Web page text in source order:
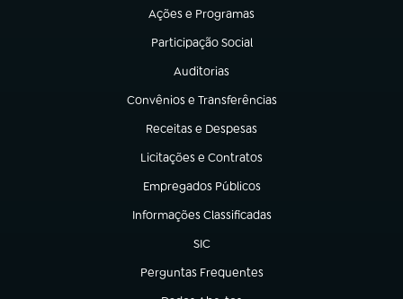
Ações e Programas
(abre em nova aba)
Participação Social
(abre em nova aba)
Auditorias
(abre em nova aba)
Convênios e Transferências
(abre em nova aba)
Receitas e Despesas
(abre em nova aba)
Licitações e Contratos
(abre em nova aba)
Empregados Públicos
(abre em nova aba)
Informações Classificadas
(abre em nova aba)
SIC
(abre em nova aba)
Perguntas Frequentes
(abre em nova aba)